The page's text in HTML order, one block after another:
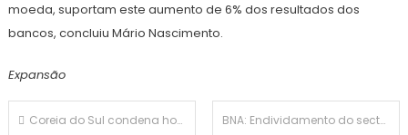
moeda, suportam este aumento de 6% dos resultados dos
bancos, concluiu Mário Nascimento.
Expansão
Navegação
Coreia do Sul condena homem por comer compulsivamente para evitar serviço militar BNA: Endividamento do sector privado cresce para 6,7 biliões de kwanzas em Outubro de 2024